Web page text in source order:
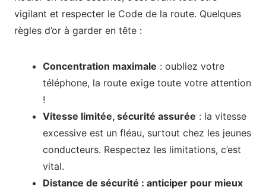
vigilant et respecter le Code de la route. Quelques
règles d’or à garder en tête :
Concentration maximale : oubliez votre
téléphone, la route exige toute votre attention
!
Vitesse limitée, sécurité assurée : la vitesse
excessive est un fléau, surtout chez les jeunes
conducteurs. Respectez les limitations, c’est
vital.
Distance de sécurité : anticiper pour mieux